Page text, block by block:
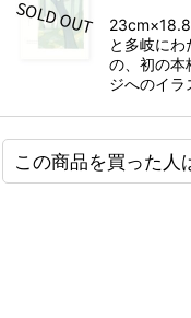
と多岐にわ
の、初の本
ジへのイ
この商品を買った人